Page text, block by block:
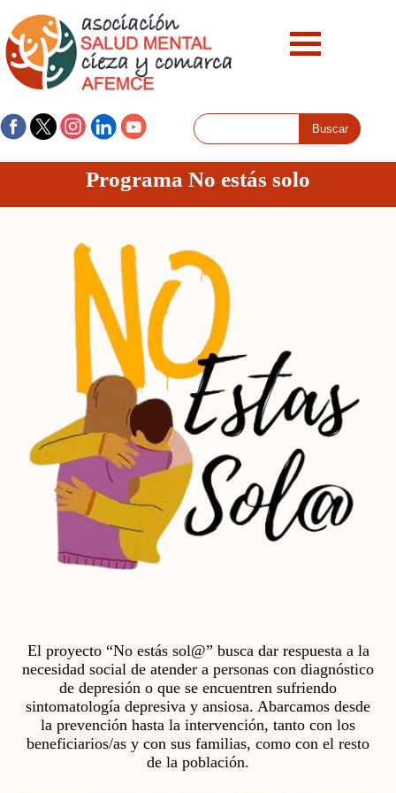
Programa No estás solo
El proyecto “No estás sol@” busca dar respuesta a la
necesidad social de atender a personas con diagnóstico
de depresión o que se encuentren sufriendo
sintomatología depresiva y ansiosa. Abarcamos desde
la prevención hasta la intervención, tanto con los
beneficiarios/as y con sus familias, como con el resto
de la población.